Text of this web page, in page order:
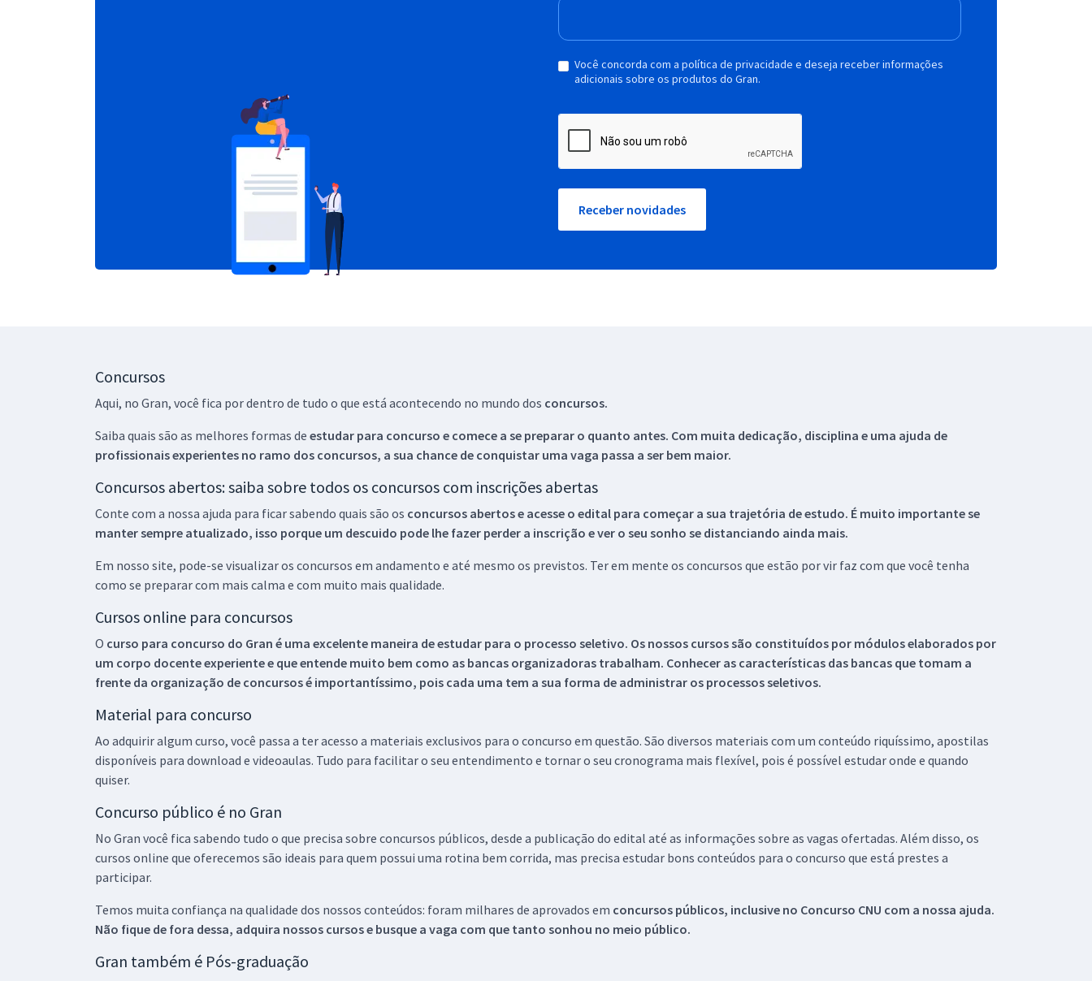
Você concorda com a política de privacidade e deseja receber informações
adicionais sobre os produtos do Gran.
Receber novidades
Concursos
Aqui, no Gran, você fica por dentro de tudo o que está acontecendo no mundo dos concursos.
Saiba quais são as melhores formas de estudar para concurso e comece a se preparar o quanto antes. Com muita dedicação, disciplina e uma ajuda de
profissionais experientes no ramo dos concursos, a sua chance de conquistar uma vaga passa a ser bem maior.
Concursos abertos: saiba sobre todos os concursos com inscrições abertas
Conte com a nossa ajuda para ficar sabendo quais são os concursos abertos e acesse o edital para começar a sua trajetória de estudo. É muito importante se
manter sempre atualizado, isso porque um descuido pode lhe fazer perder a inscrição e ver o seu sonho se distanciando ainda mais.
Em nosso site, pode-se visualizar os concursos em andamento e até mesmo os previstos. Ter em mente os concursos que estão por vir faz com que você tenha
como se preparar com mais calma e com muito mais qualidade.
Cursos online para concursos
O curso para concurso do Gran é uma excelente maneira de estudar para o processo seletivo. Os nossos cursos são constituídos por módulos elaborados por
um corpo docente experiente e que entende muito bem como as bancas organizadoras trabalham. Conhecer as características das bancas que tomam a
frente da organização de concursos é importantíssimo, pois cada uma tem a sua forma de administrar os processos seletivos.
Material para concurso
Ao adquirir algum curso, você passa a ter acesso a materiais exclusivos para o concurso em questão. São diversos materiais com um conteúdo riquíssimo, apostilas
disponíveis para download e videoaulas. Tudo para facilitar o seu entendimento e tornar o seu cronograma mais flexível, pois é possível estudar onde e quando
quiser.
Concurso público é no Gran
No Gran você fica sabendo tudo o que precisa sobre concursos públicos, desde a publicação do edital até as informações sobre as vagas ofertadas. Além disso, os
cursos online que oferecemos são ideais para quem possui uma rotina bem corrida, mas precisa estudar bons conteúdos para o concurso que está prestes a
participar.
Temos muita confiança na qualidade dos nossos conteúdos: foram milhares de aprovados em concursos públicos, inclusive no Concurso CNU com a nossa ajuda.
Não fique de fora dessa, adquira nossos cursos e busque a vaga com que tanto sonhou no meio público.
Gran também é Pós-graduação